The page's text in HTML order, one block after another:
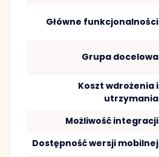
Główne funkcjonalności
Grupa docelowa
Koszt wdrożenia i
utrzymania
Możliwość integracji
Dostępność wersji mobilnej